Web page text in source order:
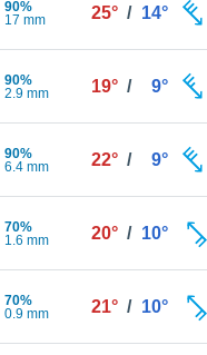
90%
17 mm
25° / 14°
90%
2.9 mm
19° / 9°
90%
6.4 mm
22° / 9°
70%
1.6 mm
20° / 10°
70%
0.9 mm
21° / 10°